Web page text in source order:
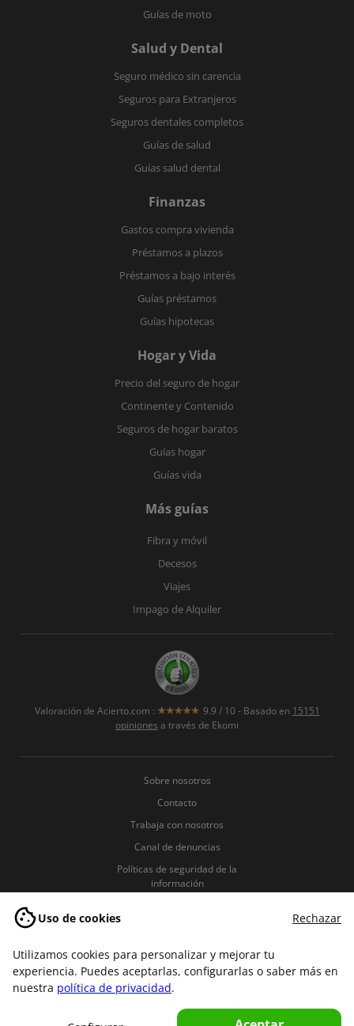
Uso de cookies Rechazar
Utilizamos cookies para personalizar y mejorar tu
experiencia. Puedes aceptarlas, configurarlas o saber más en
nuestra política de privacidad.
Guías de moto
Salud y Dental
Seguro médico sin carencia
Seguros para Extranjeros
Seguros dentales completos
Guías de salud
Guías salud dental
Finanzas
Gastos compra vivienda
Préstamos a plazos
Préstamos a bajo interés
Guías préstamos
Guías hipotecas
Hogar y Vida
Precio del seguro de hogar
Continente y Contenido
Seguros de hogar baratos
Guías hogar
Guías vida
Más guías
Fibra y móvil
Decesos
Viajes
Impago de Alquiler
Valoración de Acierto.com : 9.9 / 10 - Basado en 15151
opiniones a través de Ekomi
Sobre nosotros
Contacto
Trabaja con nosotros
Canal de denuncias
Políticas de seguridad de la
información
Términos y condiciones
Aviso legal